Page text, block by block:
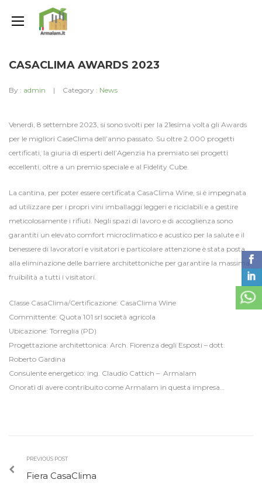
CASACLIMA AWARDS 2023
By : admin Category : News
Venerdì, 8 settembre 2023, si sono svolti per la 21esima volta gli Awards
per le migliori CaseClima dell’anno passato. Su oltre 2.000 progetti
certificati, la giuria di esperti dell’Agenzia ha premiato sei progetti
eccellenti, oltre a un premio speciale e al Fidelity Cube.
La cantina, per poter essere certificata CasaClima Wine, si è impegnata
ad utilizzare per i propri vini imballaggi leggeri e riciclabili e a gestire
meticolosamente i rifiuti. Negli spazi di lavoro e di accoglienza sono
garantiti un elevato comfort microclimatico e acustico per la salute e il
benessere di lavoratori e visitatori e particolare attenzione è stata posta
alla eliminazione delle barriere architettoniche per garantire la massima
fruibilità a tutti i visitatori.
Classe CasaClima/Certificazione: CasaClima Wine
Committente: Quota 101 srl società agricola
Ubicazione: Torreglia (PD)
Progettazione architettonica: Arch. Fiorenza degli Esposti – dott.
Roberto Gardina
Consulente energetico: ing. Claudio Cattich – Armalam
Onorati di avere contribuito come Armalam in questa impresa…
PREVIOUS POST
Fiera CasaClima